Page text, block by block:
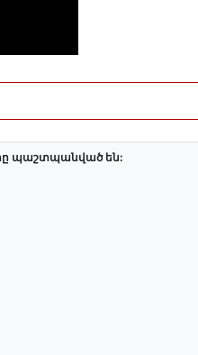
պաշտպանված են: